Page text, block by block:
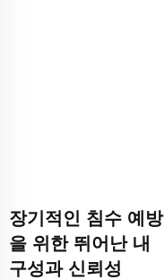
장기적인 침수 예방
을 위한 뛰어난 내
구성과 신뢰성